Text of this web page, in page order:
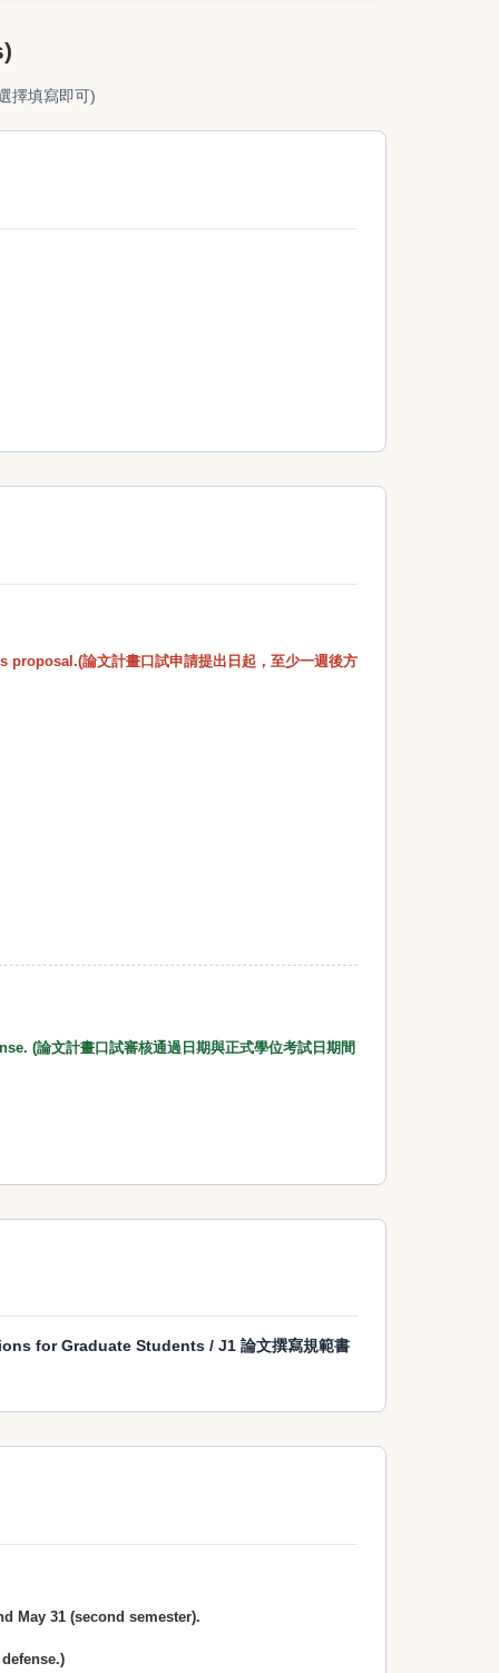
擇填寫即可)
論文計畫口試申請提出日起，至少一週後方
(論文計畫口試審核通過日期與正式學位考試日期間
for Graduate Students / J1 論文撰寫規範書
May 31 (second semester).